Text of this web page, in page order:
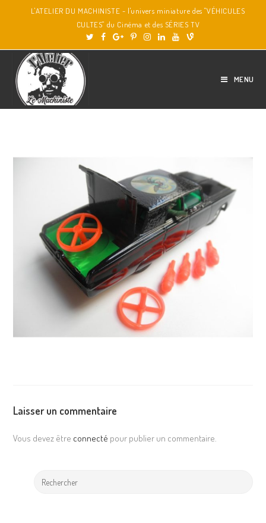
L'ATELIER DU MACHINISTE - l'univers miniature des "VÉHICULES
CULTES" du Cinéma et des SÉRIES TV
MENU
Laisser un commentaire
Vous devez être connecté pour publier un commentaire.